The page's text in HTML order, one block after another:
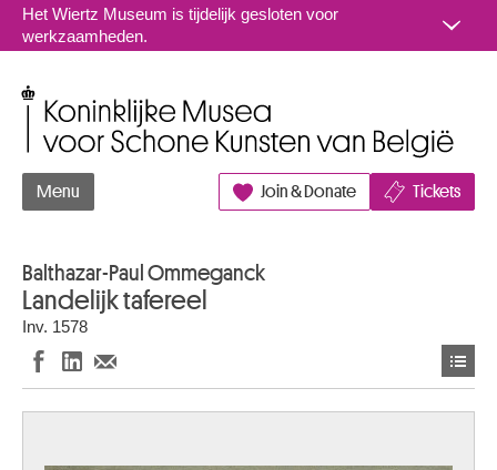
Naar inhoud
Het Wiertz Museum is tijdelijk gesloten voor
werkzaamheden.
Menu Join & Donate Tickets
Balthazar-Paul Ommeganck
Landelijk tafereel
Inv. 1578